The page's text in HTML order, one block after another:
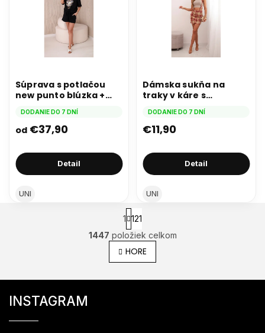
Súprava s potlačou
new punto blúzka +
šortky čierna
DODANIE DO 7 DNÍ
od €37,90
Detail
UNI
Dámska sukňa na
traky v káre s
gombíkmi béžová
DODANIE DO 7 DNÍ
€11,90
Detail
UNI
O
v
l
S
t
r
á
n
1 121
1447 položiek celkom
HORE
INSTAGRAM